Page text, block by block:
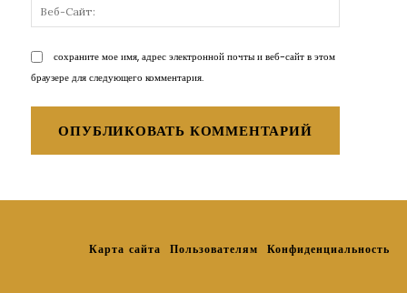
Сайт:
сохраните мое имя, адрес электронной почты и веб-сайт в этом
браузере для следующего комментария.
Карта сайта Пользователям Конфиденциальность